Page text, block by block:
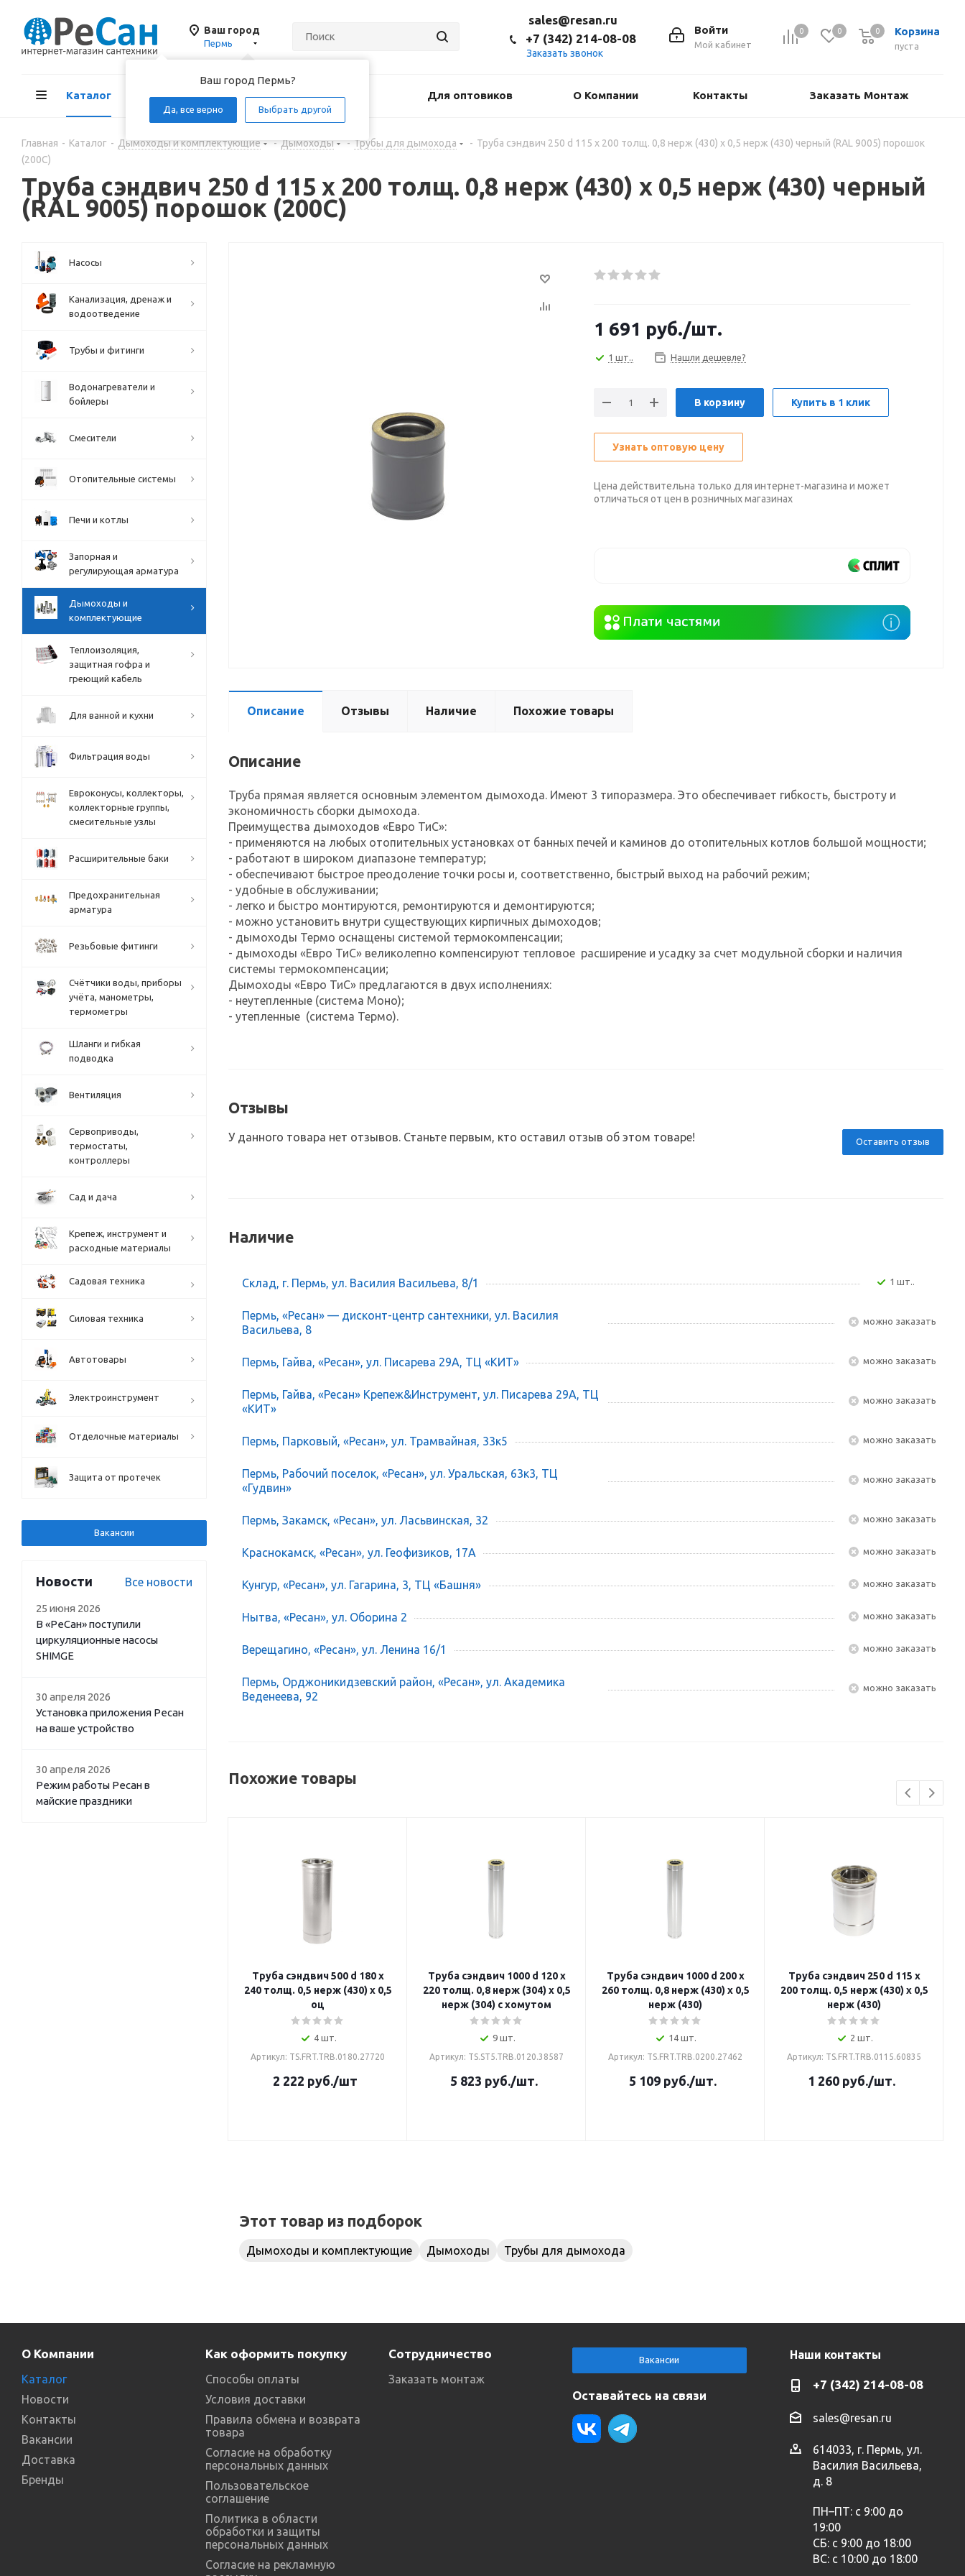
Ваш город
Пермь
Ваш город Пермь?
Да, все верно Выбрать другой
0 0 Корзина
пуста
0
Войти
Мой кабинет
sales@resan.ru
+7 (342) 214-08-08
Заказать звонок
Каталог Акции Доставка Для оптовиков О Компании Контакты Заказать Монтаж
Главная - Каталог - Дымоходы и комплектующие - Дымоходы - Трубы для дымохода - Труба сэндвич 250 d 115 х 200 толщ. 0,8 нерж (430) х 0,5 нерж (430) черный (RAL 9005) порошок
(200С)
Труба сэндвич 250 d 115 х 200 толщ. 0,8 нерж (430) х 0,5 нерж (430) черный
(RAL 9005) порошок (200С)
1 691 руб./шт.
1 шт.. Нашли дешевле?
В корзину Купить в 1 клик
Узнать оптовую цену
Цена действительна только для интернет-магазина и может
отличаться от цен в розничных магазинах
Описание Отзывы Наличие Похожие товары
Описание
Труба прямая является основным элементом дымохода. Имеют 3 типоразмера. Это обеспечивает гибкость, быстроту и
экономичность сборки дымохода.
Преимущества дымоходов «Евро ТиС»:
- применяются на любых отопительных установках от банных печей и каминов до отопительных котлов большой мощности;
- работают в широком диапазоне температур;
- обеспечивают быстрое преодоление точки росы и, соответственно, быстрый выход на рабочий режим;
- удобные в обслуживании;
- легко и быстро монтируются, ремонтируются и демонтируются;
- можно установить внутри существующих кирпичных дымоходов;
- дымоходы Термо оснащены системой термокомпенсации;
- дымоходы «Евро ТиС» великолепно компенсируют тепловое расширение и усадку за счет модульной сборки и наличия
системы термокомпенсации;
Дымоходы «Евро ТиС» предлагаются в двух исполнениях:
- неутепленные (система Моно);
- утепленные (система Термо).
Отзывы
Оставить отзыв
У данного товара нет отзывов. Станьте первым, кто оставил отзыв об этом товаре!
Наличие
Склад, г. Пермь, ул. Василия Васильева, 8/1 1 шт..
Пермь, «Ресан» — дисконт-центр сантехники, ул. Василия
Васильева, 8
Можно заказать
Пермь, Гайва, «Ресан», ул. Писарева 29А, ТЦ «КИТ» Можно заказать
Пермь, Гайва, «Ресан» Крепеж&Инструмент, ул. Писарева 29А, ТЦ
«КИТ»
Можно заказать
Пермь, Парковый, «Ресан», ул. Трамвайная, 33к5 Можно заказать
Пермь, Рабочий поселок, «Ресан», ул. Уральская, 63к3, ТЦ
«Гудвин»
Можно заказать
Пермь, Закамск, «Ресан», ул. Ласьвинская, 32 Можно заказать
Краснокамск, «Ресан», ул. Геофизиков, 17А Можно заказать
Кунгур, «Ресан», ул. Гагарина, 3, ТЦ «Башня» Можно заказать
Нытва, «Ресан», ул. Оборина 2 Можно заказать
Верещагино, «Ресан», ул. Ленина 16/1 Можно заказать
Пермь, Орджоникидзевский район, «Ресан», ул. Академика
Веденеева, 92
Можно заказать
Похожие товары
Труба сэндвич 500 d 180 х
240 толщ. 0,5 нерж (430) х 0,5
оц
4 шт.
Артикул: TS.FRT.TRB.0180.27720
2 222 руб./шт
Труба сэндвич 1000 d 120 х
220 толщ. 0,8 нерж (304) х 0,5
нерж (304) с хомутом
9 шт.
Артикул: TS.ST5.TRB.0120.38587
5 823 руб./шт.
Труба сэндвич 1000 d 200 х
260 толщ. 0,8 нерж (430) х 0,5
нерж (430)
14 шт.
Артикул: TS.FRT.TRB.0200.27462
5 109 руб./шт.
Труба сэндвич 250 d 115 х
200 толщ. 0,5 нерж (430) х 0,5
нерж (430)
2 шт.
Артикул: TS.FRT.TRB.0115.60835
1 260 руб./шт.
Этот товар из подборок
Дымоходы и комплектующие Дымоходы Трубы для дымохода
Насосы
Канализация, дренаж и
водоотведение
Трубы и фитинги
Водонагреватели и
бойлеры
Смесители
Отопительные системы
Печи и котлы
Запорная и
регулирующая арматура
Дымоходы и
комплектующие
Теплоизоляция,
защитная гофра и
греющий кабель
Для ванной и кухни
Фильтрация воды
Евроконусы, коллекторы,
коллекторные группы,
смесительные узлы
Расширительные баки
Предохранительная
арматура
Резьбовые фитинги
Счётчики воды, приборы
учёта, манометры,
термометры
Шланги и гибкая
подводка
Вентиляция
Сервоприводы,
термостаты,
контроллеры
Сад и дача
Крепеж, инструмент и
расходные материалы
Садовая техника
Силовая техника
Автотовары
Электроинструмент
Отделочные материалы
Защита от протечек
Вакансии
Новости Все новости
25 июня 2026
В «РеСан» поступили
циркуляционные насосы
SHIMGE
30 апреля 2026
Установка приложения Ресан
на ваше устройство
30 апреля 2026
Режим работы Ресан в
майские праздники
О Компании
Каталог
Новости
Контакты
Вакансии
Доставка
Бренды
Как оформить покупку
Способы оплаты
Условия доставки
Правила обмена и возврата
товара
Согласие на обработку
персональных данных
Пользовательское
соглашение
Политика в области
обработки и защиты
персональных данных
Согласие на рекламную
Сотрудничество
Заказать монтаж
Вакансии
Оставайтесь на связи
Наши контакты
+7 (342) 214-08-08
sales@resan.ru
614033, г. Пермь, ул.
Василия Васильева,
д. 8
ПН–ПТ: с 9:00 до
19:00
СБ: с 9:00 до 18:00
ВС: с 10:00 до 18:00